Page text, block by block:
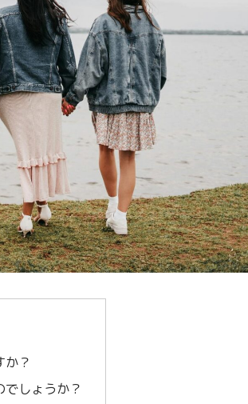
か？
でしょうか？